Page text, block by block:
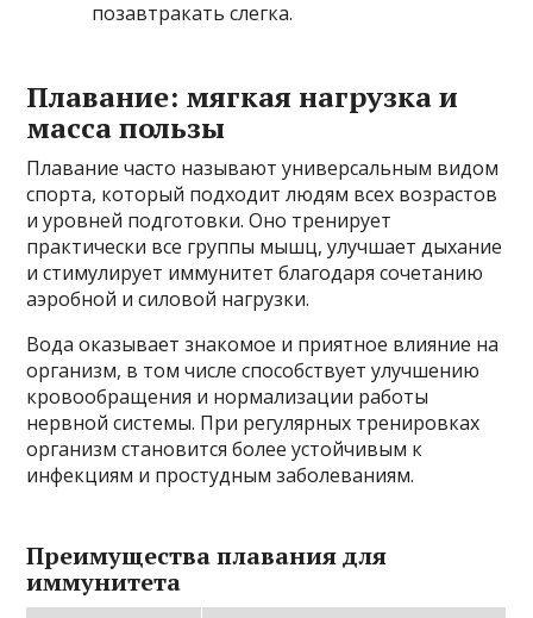
позавтракать слегка.
Плавание: мягкая нагрузка и
масса пользы
Плавание часто называют универсальным видом
спорта, который подходит людям всех возрастов
и уровней подготовки. Оно тренирует
практически все группы мышц, улучшает дыхание
и стимулирует иммунитет благодаря сочетанию
аэробной и силовой нагрузки.
Вода оказывает знакомое и приятное влияние на
организм, в том числе способствует улучшению
кровообращения и нормализации работы
нервной системы. При регулярных тренировках
организм становится более устойчивым к
инфекциям и простудным заболеваниям.
Преимущества плавания для
иммунитета